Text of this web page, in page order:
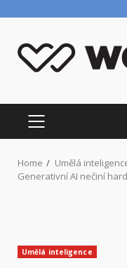
content
PRIMARY
MENU
Home
Umělá
Generativní AI nečiní
Umělá inteligence